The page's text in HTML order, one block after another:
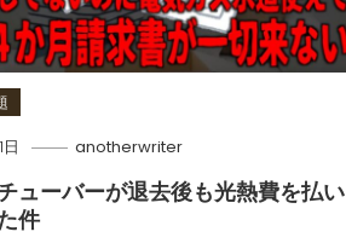
anotherwriter
ューバーが退去後も光熱費を払い
件